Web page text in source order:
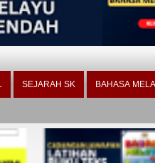
SEJARAH SK BAHASA